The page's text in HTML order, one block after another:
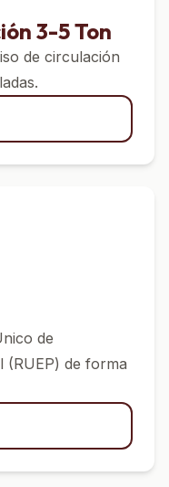
3-5 Ton
de circulación
de
(RUEP) de forma